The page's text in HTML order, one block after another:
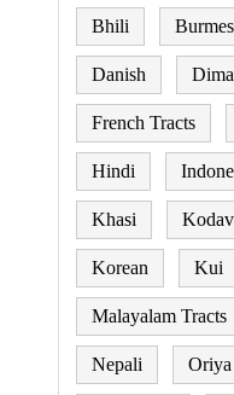
Bhili
Danish
French Tracts
Hindi
Khasi
Korean Kui
Malayalam Tracts
Nepali Oriya